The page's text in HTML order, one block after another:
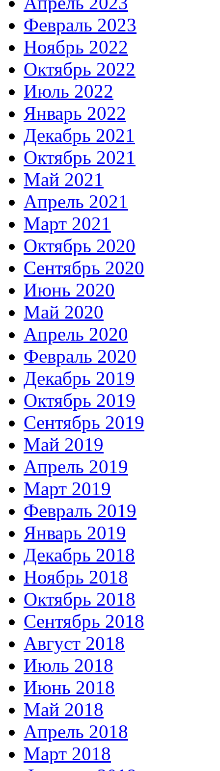
Февраль 2023
Ноябрь 2022
Октябрь 2022
Июль 2022
Январь 2022
Декабрь 2021
Октябрь 2021
Май 2021
Апрель 2021
Март 2021
Октябрь 2020
Сентябрь 2020
Июнь 2020
Май 2020
Апрель 2020
Февраль 2020
Декабрь 2019
Октябрь 2019
Сентябрь 2019
Май 2019
Апрель 2019
Март 2019
Февраль 2019
Январь 2019
Декабрь 2018
Ноябрь 2018
Октябрь 2018
Сентябрь 2018
Август 2018
Июль 2018
Июнь 2018
Май 2018
Апрель 2018
Март 2018